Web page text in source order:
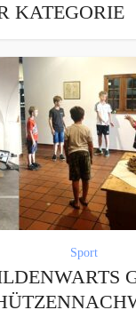
KATEGORIE
Sport